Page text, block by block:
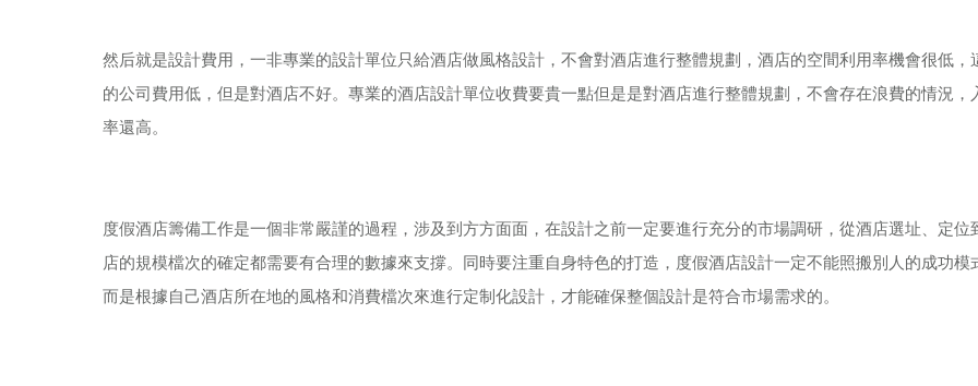
然后就是設計費用，一非專業的設計單位只給酒店做風格設計，不會對酒店進行整體規劃，酒店的空間利用率機會很低，
的公司費用低，但是對酒店不好。專業的酒店設計單位收費要貴一點但是是對酒店進行整體規劃，不會存在浪費的情況，
率還高。
度假酒店籌備工作是一個非常嚴謹的過程，涉及到方方面面，在設計之前一定要進行充分的市場調研，從酒店選址、定位
店的規模檔次的確定都需要有合理的數據來支撐。同時要注重自身特色的打造，度假酒店設計一定不能照搬別人的成功模
而是根據自己酒店所在地的風格和消費檔次來進行定制化設計，才能確保整個設計是符合市場需求的。